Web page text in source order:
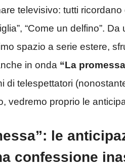
televisivo: tutti ricordano
“Come un delfino”.
spazio a serie estere,
in onda “La
di telespettatori
vedremo proprio le
le
confessione